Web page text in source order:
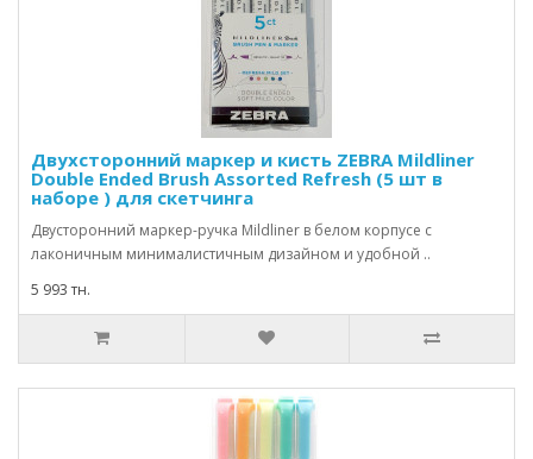
Двухсторонний маркер и кисть ZEBRA Mildliner
Double Ended Brush Assorted Refresh (5 шт в
наборе ) для скетчинга
Двусторонний маркер-ручка Mildliner в белом корпусе с
лаконичным минималистичным дизайном и удобной ..
5 993 тн.